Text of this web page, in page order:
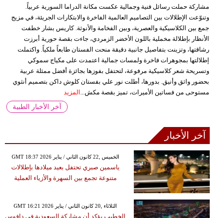
مشاركة حملت رسائل فنية وجمالية عكست مكانة الدراما السورية عربياً.
وتنوّعت الإطلالات بين التصاميم العالمية الفاخرة والابتكارات الجريئة، في مزيج
جمع بين الكلاسيكية والعصرية، وبين الفخامة والأنوثة. كاريس بشار خطفت
الأنظار بإطلالة مخملية باللون الأخضر الزمردي، جاءت بقصة حورية أبرزت
رشاقتها، وتزينت بتفاصيل جانبية دقيقة منحت الفستان طابعاً ملكياً. واكتملت
إطلالتها بمجوهرات فاخرة ولمسات جمالية اعتمدت على مكياج سموكي
وتسريحة شعر كلاسيكية مرفوعة، لتحتفل بفوزها بجائزة أفضل ممثلة عربية
بحضور واثق وأنيق. بدورها، أطلت نور علي بفستان كلوش داكن بتصميم أنثوي
مستوحى من فساتين الأميرات، تميز بقصة مكش... المزيد
آخر الأخبار الطبية
آخر الأخبار
GMT 18:37 2026 الخميس ,22 كانون الثاني / يناير
ياسمين صبري تحتفل بعيد ميلادها بإطلالات
متنوعة تجمع بين السهرة والأزياء العملية
GMT 16:21 2026 الثلاثاء ,20 كانون الثاني / يناير
الخطيب يؤكد أن مشاركة السعودية في دافوس